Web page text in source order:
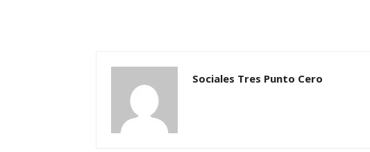
Sociales Tres Punto Cero